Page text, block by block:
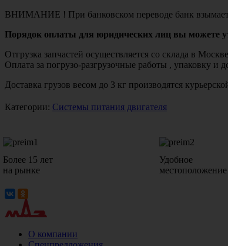
ВНИМАНИЕ ! При банковском переводе банк
Порядок оплаты для юридических лиц вы можете
Отгрузка запчастей осуществляется со склада в
Оплата за погрузо-разгрузочные работы , упаковку и
Доставка грузов весом до 3 кг производятся
Категории: Системы питания двигателя
Более 15 лет
на рынке
Удобное
местоположение
О компании